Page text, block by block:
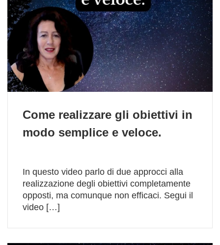
Come realizzare gli obiettivi in
modo semplice e veloce.
In questo video parlo di due approcci alla
realizzazione degli obiettivi completamente
opposti, ma comunque non efficaci. Segui il
video […]